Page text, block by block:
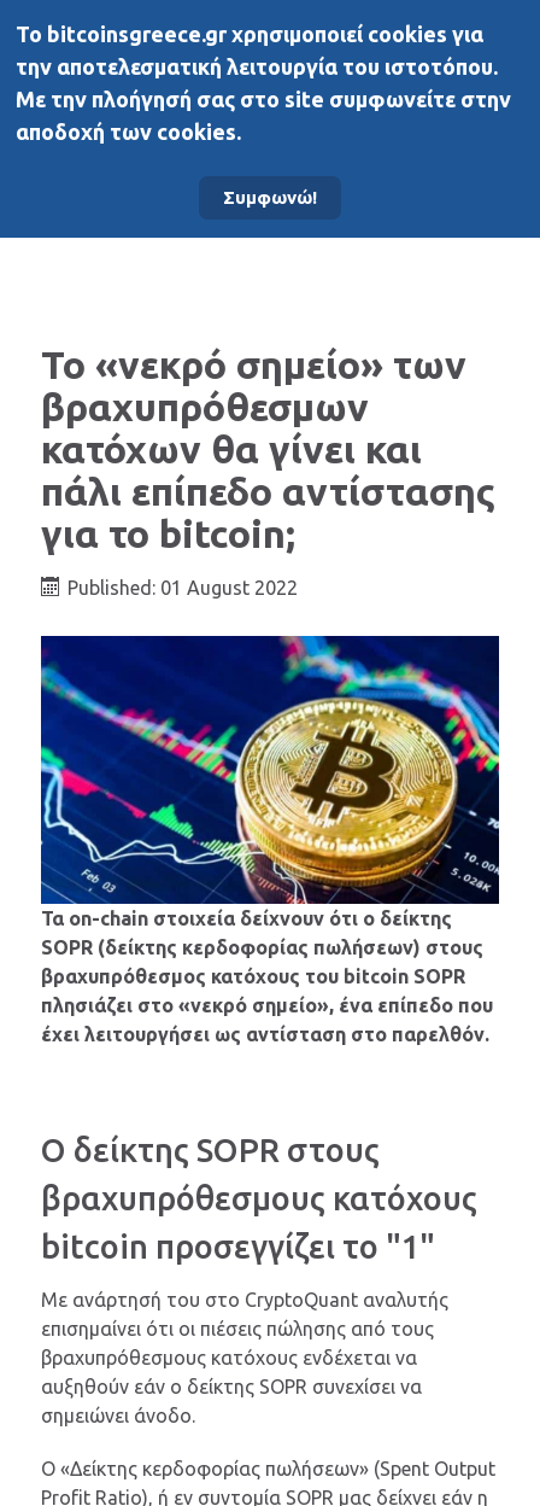
BitcoinsGreece
Νέα
Το «νεκρό σημείο» των
βραχυπρόθεσμων
κατόχων θα γίνει και
πάλι επίπεδο αντίστασης
για το bitcoin;
Published: 01 August 2022
Τα on-chain στοιχεία δείχνουν ότι ο δείκτης
SOPR (δείκτης κερδοφορίας πωλήσεων) στους
βραχυπρόθεσμος κατόχους του bitcoin SOPR
πλησιάζει στo «νεκρό σημείο», ένα επίπεδο που
έχει λειτουργήσει ως αντίσταση στο παρελθόν.
Ο δείκτης SOPR στους
βραχυπρόθεσμους κατόχους
bitcoin προσεγγίζει το "1"
Με ανάρτησή του στο CryptoQuant αναλυτής
επισημαίνει ότι οι πιέσεις πώλησης από τους
βραχυπρόθεσμους κατόχους ενδέχεται να
αυξηθούν εάν ο δείκτης SOPR συνεχίσει να
σημειώνει άνοδο.
Ο «Δείκτης κερδοφορίας πωλήσεων» (Spent Output
Profit Ratio), ή εν συντομία SOPR μας δείχνει εάν η
To bitcoinsgreece.gr χρησιμοποιεί cookies για
την αποτελεσματική λειτουργία του ιστοτόπου.
Με την πλοήγησή σας στο site συμφωνείτε στην
αποδοχή των cookies.
Συμφωνώ!